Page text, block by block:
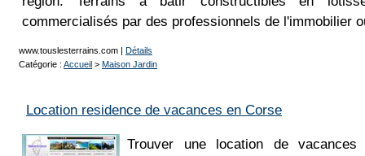
commercialisés par des professionnels de l'immobilier
www.touslesterrains.com | Détails
Catégorie : Accueil > Maison Jardin
Location residence de vacances en Corse
Trouver une location de